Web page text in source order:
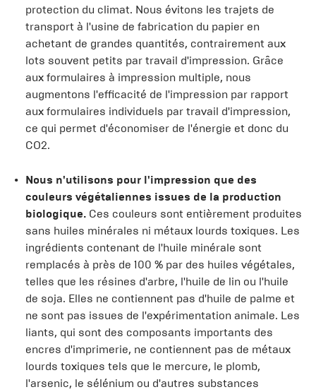
protection du climat. Nous évitons les trajets de
transport à l'usine de fabrication du papier en
achetant de grandes quantités, contrairement aux
lots souvent petits par travail d'impression. Grâce
aux formulaires à impression multiple, nous
augmentons l'efficacité de l'impression par rapport
aux formulaires individuels par travail d'impression,
ce qui permet d'économiser de l'énergie et donc du
CO2.
Nous n'utilisons pour l'impression que des
couleurs végétaliennes issues de la production
biologique. Ces couleurs sont entièrement produites
sans huiles minérales ni métaux lourds toxiques. Les
ingrédients contenant de l'huile minérale sont
remplacés à près de 100 % par des huiles végétales,
telles que les résines d'arbre, l'huile de lin ou l'huile
de soja. Elles ne contiennent pas d'huile de palme et
ne sont pas issues de l'expérimentation animale. Les
liants, qui sont des composants importants des
encres d'imprimerie, ne contiennent pas de métaux
lourds toxiques tels que le mercure, le plomb,
l'arsenic, le sélénium ou d'autres substances